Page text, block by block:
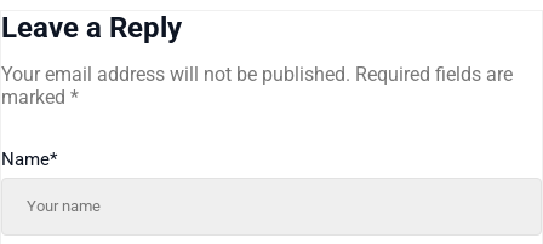
Leave a Reply
Your email address will not be published. Required fields are
marked *
Name*